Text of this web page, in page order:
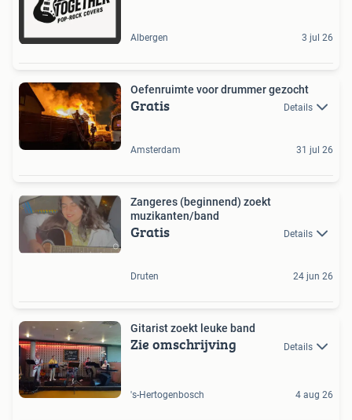
Albergen 3 jul 26
Oefenruimte voor drummer gezocht
Gratis Details
Amsterdam 31 jul 26
Zangeres (beginnend) zoekt
muzikanten/band
Gratis Details
Druten 24 jun 26
Gitarist zoekt leuke band
Zie omschrijving Details
's-Hertogenbosch 4 aug 26